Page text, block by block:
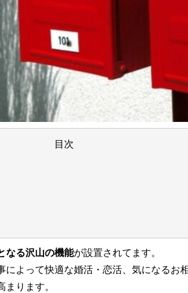
目次
なる沢山の機能が設置されてます。
によって快適な婚活・恋活、気になるお
ります。